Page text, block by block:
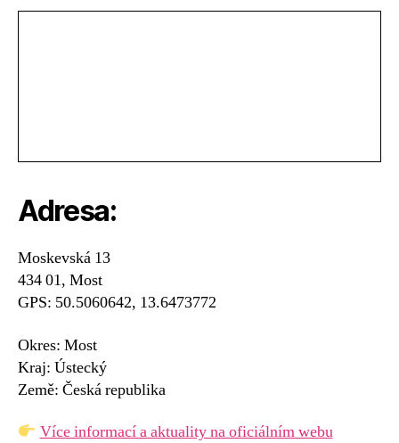
Adresa:
Moskevská 13
434 01, Most
GPS: 50.5060642, 13.6473772
Okres: Most
Kraj: Ústecký
Země: Česká republika
Více informací a aktuality na oficiálním webu